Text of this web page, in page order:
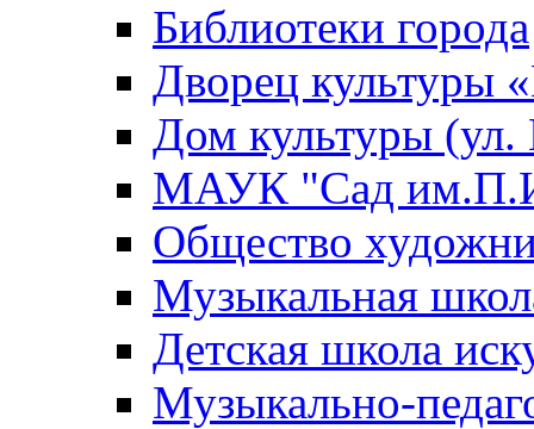
Библиотеки города
Дворец культуры
Дом культуры (ул.
МАУК "Сад
Общество
Музыкальная
Детская школа
Музыкально-